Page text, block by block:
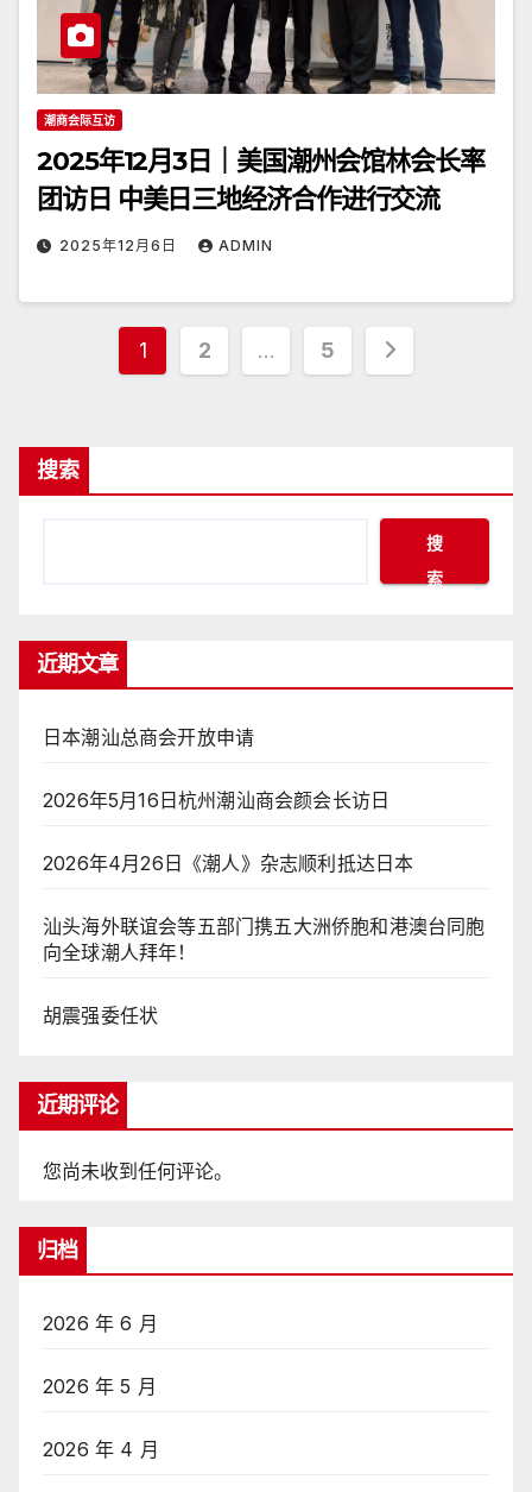
潮商会际互访
2025年12月3日｜美国潮州会馆林会长率
团访日 中美日三地经济合作进行交流
2025年12月6日 ADMIN
文
页
1 2 … 5
搜索
搜
索
近期文章
日本潮汕总商会开放申请
2026年5月16日杭州潮汕商会颜会长访日
2026年4月26日《潮人》杂志顺利抵达日本
汕头海外联谊会等五部门携五大洲侨胞和港澳台同胞
向全球潮人拜年！
胡震强委任状
近期评论
您尚未收到任何评论。
归档
2026 年 6 月
2026 年 5 月
2026 年 4 月